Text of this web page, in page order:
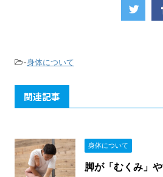
-身体について
関連記事
身体について
脚が「むくみ」